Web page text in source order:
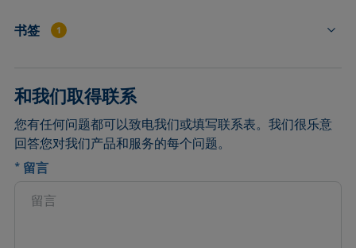
书签 1
和我们取得联系
您有任何问题都可以致电我们或填写联系表。我们很乐意
回答您对我们产品和服务的每个问题。
* 留言